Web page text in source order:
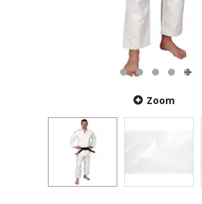
Zoom